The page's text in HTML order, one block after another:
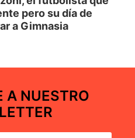
pero su día de
a Gimnasia
A NUESTRO